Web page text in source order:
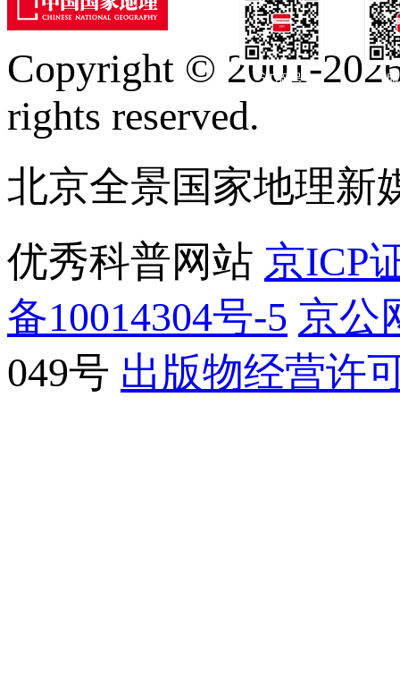
订阅号
Copyright © 2001-
rights reserved.
北京全景国家地理新
优秀科普网站 京ICP
备10014304号-5 京公
049号 出版物经营许